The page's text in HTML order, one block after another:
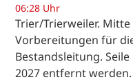
06:28 Uhr
Trier/Trierweiler.
Vorbereitungen für
Bestandsleitung.
2027 entfernt werden.